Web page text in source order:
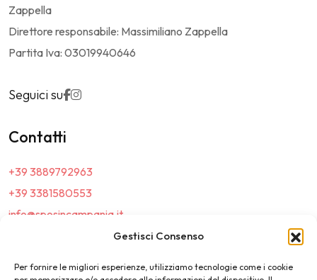
Gestisci Consenso
Per fornire le migliori esperienze, utilizziamo tecnologie come i cookie
Zappella
Direttore responsabile: Massimiliano Zappella
Partita Iva: 03019940646
Seguici su
Contatti
+39 3889792963
+39 3381580553
info@sposincampania.it
sposincampania@pec.it
Link